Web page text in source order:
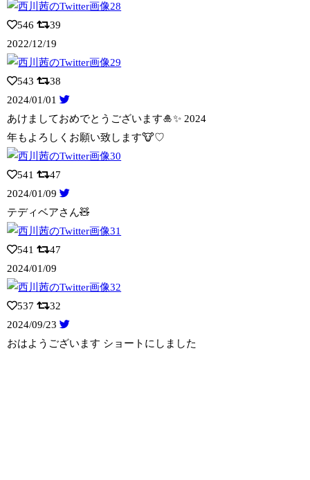
546
39
2022/12/19
543
38
2024/01/01
あけましておめでとうございます🎍✨️ 2024
年もよろしくお願い致します🐮♡
541
47
2024/01/09
テディベアさん🧸
541
47
2024/01/09
537
32
2024/09/23
おはようございます ショートにしました